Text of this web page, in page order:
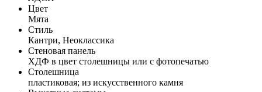
Цвет
Мята
Стиль
Кантри, Неоклассика
Стеновая панель
ХДФ в цвет столешницы или с фотопечатью
Столешница
пластиковая; из искусственного камня